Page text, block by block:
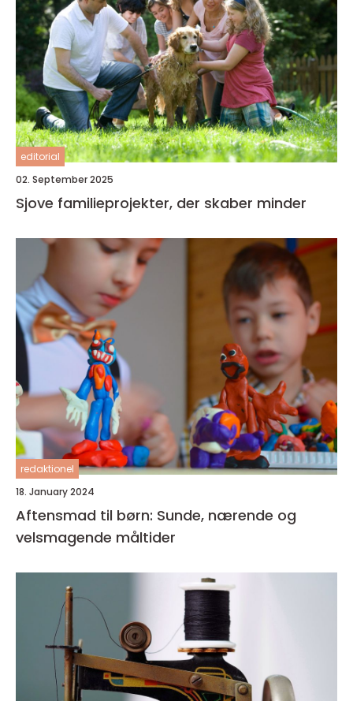
editorial
02. September 2025
Sjove familieprojekter, der skaber minder
redaktionel
18. January 2024
Aftensmad til børn: Sunde, nærende og
velsmagende måltider